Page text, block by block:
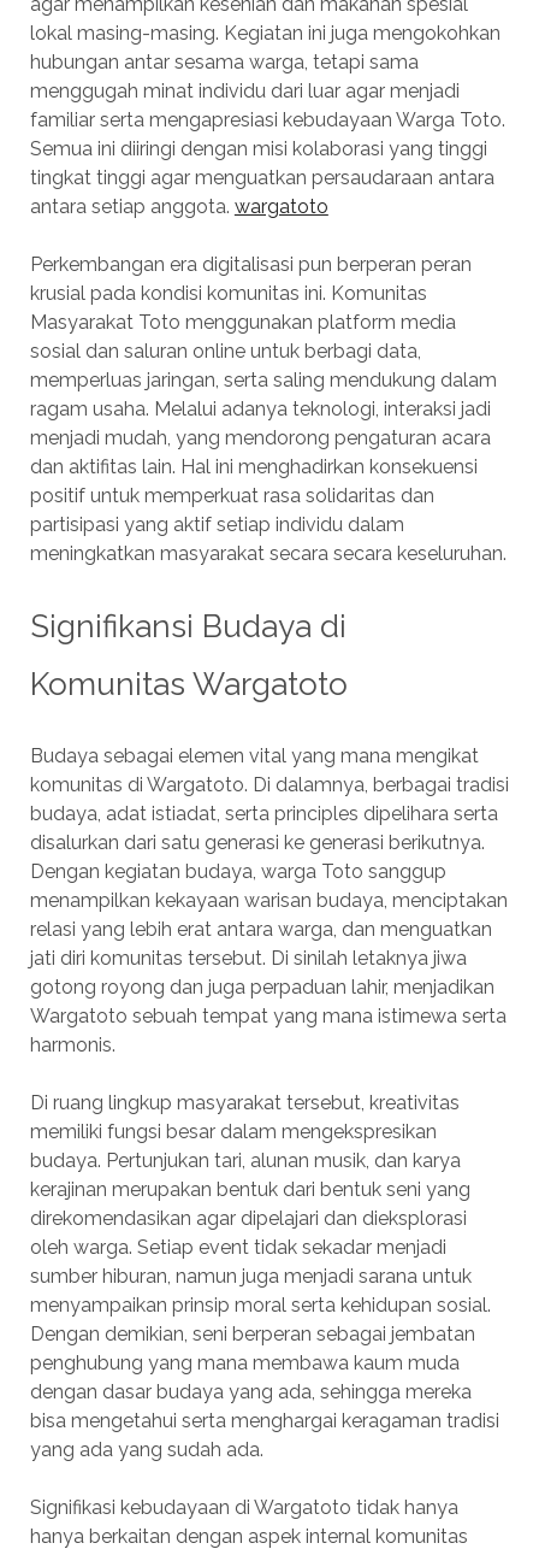
lokal masing-masing. Kegiatan ini juga mengokohkan
hubungan antar sesama warga, tetapi sama
menggugah minat individu dari luar agar menjadi
familiar serta mengapresiasi kebudayaan Warga Toto.
Semua ini diiringi dengan misi kolaborasi yang tinggi
tingkat tinggi agar menguatkan persaudaraan antara
antara setiap anggota. wargatoto
Perkembangan era digitalisasi pun berperan peran
krusial pada kondisi komunitas ini. Komunitas
Masyarakat Toto menggunakan platform media
sosial dan saluran online untuk berbagi data,
memperluas jaringan, serta saling mendukung dalam
ragam usaha. Melalui adanya teknologi, interaksi jadi
menjadi mudah, yang mendorong pengaturan acara
dan aktifitas lain. Hal ini menghadirkan konsekuensi
positif untuk memperkuat rasa solidaritas dan
partisipasi yang aktif setiap individu dalam
meningkatkan masyarakat secara secara keseluruhan.
Signifikansi Budaya di
Komunitas Wargatoto
Budaya sebagai elemen vital yang mana mengikat
komunitas di Wargatoto. Di dalamnya, berbagai tradisi
budaya, adat istiadat, serta principles dipelihara serta
disalurkan dari satu generasi ke generasi berikutnya.
Dengan kegiatan budaya, warga Toto sanggup
menampilkan kekayaan warisan budaya, menciptakan
relasi yang lebih erat antara warga, dan menguatkan
jati diri komunitas tersebut. Di sinilah letaknya jiwa
gotong royong dan juga perpaduan lahir, menjadikan
Wargatoto sebuah tempat yang mana istimewa serta
harmonis.
Di ruang lingkup masyarakat tersebut, kreativitas
memiliki fungsi besar dalam mengekspresikan
budaya. Pertunjukan tari, alunan musik, dan karya
kerajinan merupakan bentuk dari bentuk seni yang
direkomendasikan agar dipelajari dan dieksplorasi
oleh warga. Setiap event tidak sekadar menjadi
sumber hiburan, namun juga menjadi sarana untuk
menyampaikan prinsip moral serta kehidupan sosial.
Dengan demikian, seni berperan sebagai jembatan
penghubung yang mana membawa kaum muda
dengan dasar budaya yang ada, sehingga mereka
bisa mengetahui serta menghargai keragaman tradisi
yang ada yang sudah ada.
Signifikasi kebudayaan di Wargatoto tidak hanya
hanya berkaitan dengan aspek internal komunitas